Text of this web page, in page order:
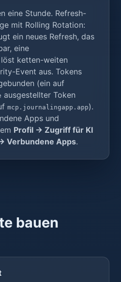
eine Stunde. Refresh-
mit Rolling Rotation:
ein neues Refresh, das
eine
ketten-weiten
Event aus. Tokens
(ein auf
ausgestellter Token
mcp.journalingapp.app).
Apps und
Profil → Zugriff für KI
Verbundene Apps.
bauen